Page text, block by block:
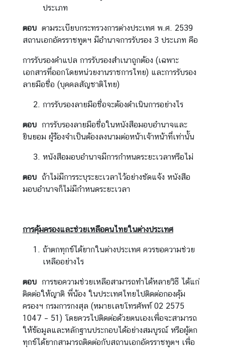
ประเภท
ตอบ ตามระเบียบกระทรวงการต่างประเทศ พ.ศ. 2539
สถานเอกอัครราชทูตฯ มีอำนาจการรับรอง 3 ประเภท คือ
การรับรองคำแปล การรับรองสำเนาถูกต้อง (เฉพาะ
เอกสารที่ออกโดยหน่วยงานราชการไทย) และการรับรอง
ลายมือชื่อ (บุคคลสัญชาติไทย)
การรับรองลายมือชื่อจะต้องดำเนินการอย่างไร
ตอบ การรับรองลายมือชื่อในหนังสือมอบอำนาจและ
ยินยอม ผู้ร้องจำเป็นต้องลงนามต่อหน้าเจ้าหน้าที่เท่านั้น
หนังสือมอบอำนาจมีการกำหนดระยะเวลาหรือไม่
ตอบ ถ้าไม่มีการระบุระยะเวลาไว้อย่างชัดแจ้ง หนังสือ
มอบอำนาจก็ไม่มีกำหนดระยะเวลา
การคุ้มครองและช่วยเหลือคนไทยในต่างประเทศ
ถ้าตกทุกข์ได้ยากในต่างประเทศ ควรขอความช่วย
เหลืออย่างไร
ตอบ การขอความช่วยเหลือสามารถทำได้หลายวิธี ได้แก่
ติดต่อให้ญาติ พี่น้อง ในประเทศไทยไปติดต่อกองคุ้ม
ครองฯ กรมการกงสุล (หมายเลขโทรศัพท์ 02 2575
1047 – 51) โดยควรไปติดต่อด้วยตนเองเพื่อจะสามารถ
ให้ข้อมูลและหลักฐานประกอบได้อย่างสมบูรณ์ หรือผู้ตก
ทุกข์ได้ยากสามารถติดต่อกับสถานเอกอัครราชทูตฯ เพื่อ